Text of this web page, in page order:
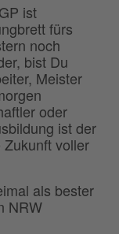
ist
fürs
noch
bist Du
Meister
oder
ist der
voller
als bester
NRW